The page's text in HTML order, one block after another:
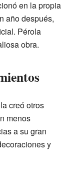
en la propia
año después,
Pérola
obra.
creó otros
menos
a su gran
y